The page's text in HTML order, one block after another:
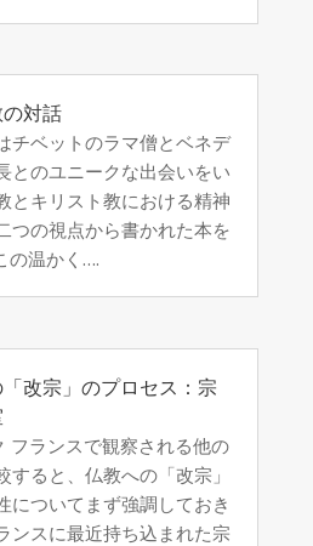
対話
チベットのラマ僧とベネデ
とのユニークな出会いをい
とキリスト教における精神
つの視点から書かれた本を
の温かく….
改宗」のプロセス：宗
フランスで観察される他の
ると、仏教への「改宗」
についてまず強調しておき
ンスに最近持ち込まれた宗